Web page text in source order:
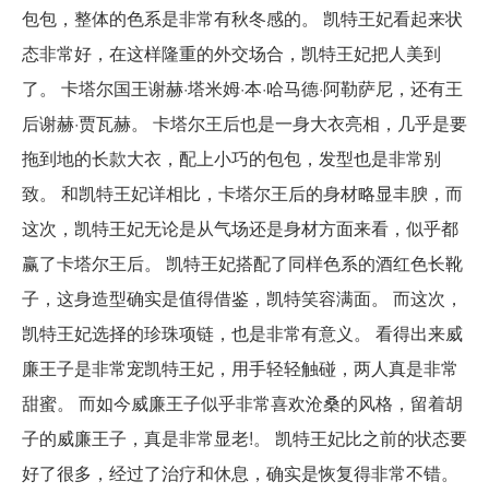
包包，整体的色系是非常有秋冬感的。 凯特王妃看起来状
态非常好，在这样隆重的外交场合，凯特王妃把人美到
了。 卡塔尔国王谢赫·塔米姆·本·哈马德·阿勒萨尼，还有王
后谢赫·贾瓦赫。 卡塔尔王后也是一身大衣亮相，几乎是要
拖到地的长款大衣，配上小巧的包包，发型也是非常别
致。 和凯特王妃详相比，卡塔尔王后的身材略显丰腴，而
这次，凯特王妃无论是从气场还是身材方面来看，似乎都
赢了卡塔尔王后。 凯特王妃搭配了同样色系的酒红色长靴
子，这身造型确实是值得借鉴，凯特笑容满面。 而这次，
凯特王妃选择的珍珠项链，也是非常有意义。 看得出来威
廉王子是非常宠凯特王妃，用手轻轻触碰，两人真是非常
甜蜜。 而如今威廉王子似乎非常喜欢沧桑的风格，留着胡
子的威廉王子，真是非常显老!。 凯特王妃比之前的状态要
好了很多，经过了治疗和休息，确实是恢复得非常不错。